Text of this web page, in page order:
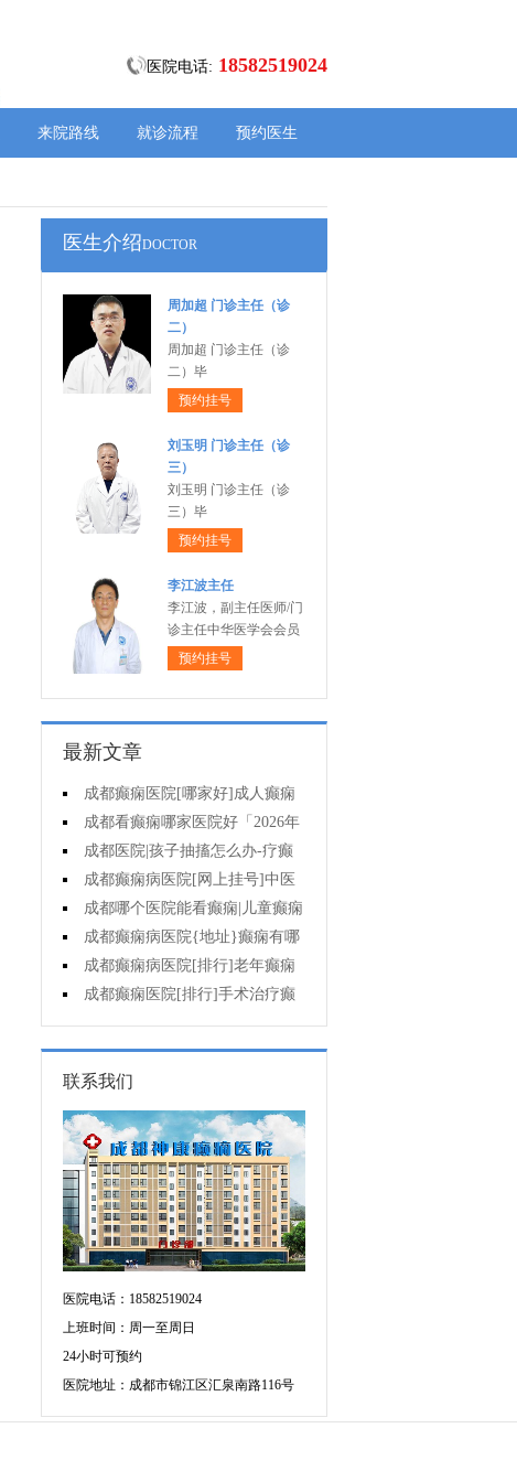
医院电话: 18582519024
来院路线 就诊流程 预约医生
医生介绍DOCTOR
周加超 门诊主任（诊
二）
周加超 门诊主任（诊
二）毕
预约挂号
刘玉明 门诊主任（诊
三）
刘玉明 门诊主任（诊
三）毕
预约挂号
李江波主任
李江波，副主任医师/门
诊主任中华医学会会员
预约挂号
最新文章
成都癫痫医院[哪家好]成人癫痫
有什么症状?
成都看癫痫哪家医院好「2026年
度公布」癫痫病的用药注意事项有
什么?
成都医院|孩子抽搐怎么办-疗癫
痫用药注意哪些?
成都癫痫病医院[网上挂号]中医
药治疗儿童癫痫的费用是多少?
成都哪个医院能看癫痫|儿童癫痫
怎么治疗?
成都癫痫病医院{地址}癫痫有哪
些治疗方式?
成都癫痫病医院[排行]老年癫痫
要做好什么护理?
成都癫痫医院[排行]手术治疗癫
痫要注意什么?
联系我们
医院电话：18582519024
上班时间：周一至周日
24小时可预约
医院地址：成都市锦江区汇泉南路116号